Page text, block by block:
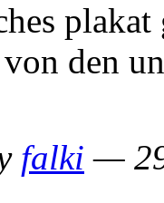
den
falki —